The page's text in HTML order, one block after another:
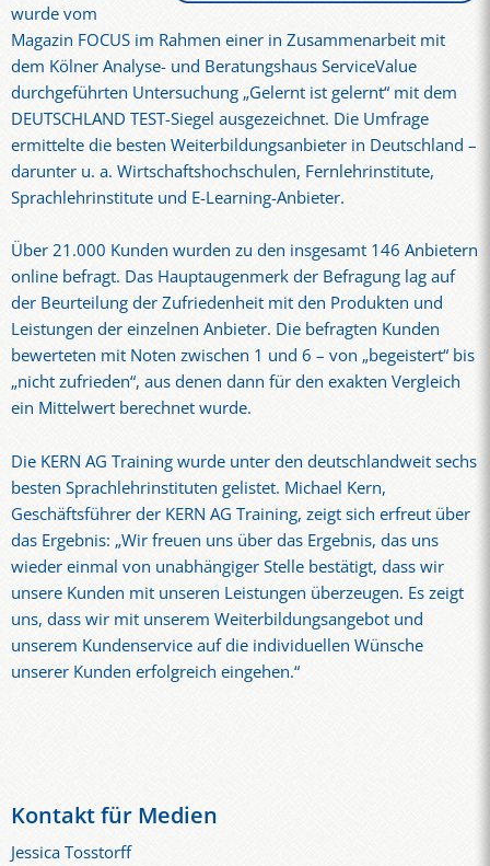
wurde vom
Magazin FOCUS im Rahmen einer in Zusammenarbeit mit
dem Kölner Analyse- und Beratungshaus ServiceValue
durchgeführten Untersuchung „Gelernt ist gelernt“ mit dem
DEUTSCHLAND TEST-Siegel ausgezeichnet. Die Umfrage
ermittelte die besten Weiterbildungsanbieter in Deutschland –
darunter u. a. Wirtschaftshochschulen, Fernlehrinstitute,
Sprachlehrinstitute und E-Learning-Anbieter.
Über 21.000 Kunden wurden zu den insgesamt 146 Anbietern
online befragt. Das Hauptaugenmerk der Befragung lag auf
der Beurteilung der Zufriedenheit mit den Produkten und
Leistungen der einzelnen Anbieter. Die befragten Kunden
bewerteten mit Noten zwischen 1 und 6 – von „begeistert“ bis
„nicht zufrieden“, aus denen dann für den exakten Vergleich
ein Mittelwert berechnet wurde.
Die KERN AG Training wurde unter den deutschlandweit sechs
besten Sprachlehrinstituten gelistet. Michael Kern,
Geschäftsführer der KERN AG Training, zeigt sich erfreut über
das Ergebnis: „Wir freuen uns über das Ergebnis, das uns
wieder einmal von unabhängiger Stelle bestätigt, dass wir
unsere Kunden mit unseren Leistungen überzeugen. Es zeigt
uns, dass wir mit unserem Weiterbildungsangebot und
unserem Kundenservice auf die individuellen Wünsche
unserer Kunden erfolgreich eingehen.“
Kontakt für Medien
Jessica Tosstorff